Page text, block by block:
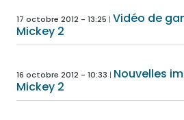
17 octobre 2012 - 13:25
Vidéo de
Mickey 2
16 octobre 2012 - 10:33
Nouvelles
Mickey 2